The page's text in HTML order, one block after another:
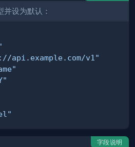
设为默认：
api.example.com/v1"
字段说明